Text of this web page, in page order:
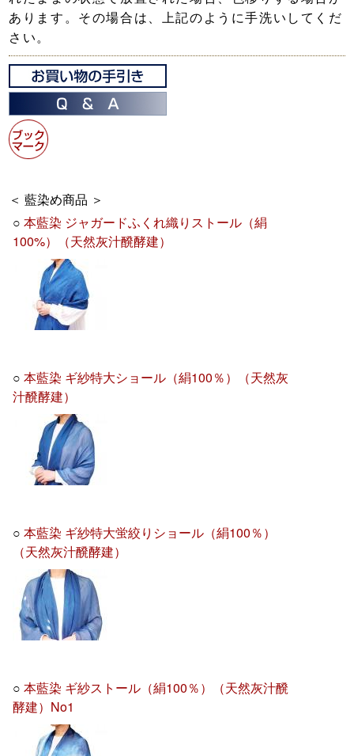
あります。その場合は、上記のように手洗いしてくだ
さい。
＜ 藍染め商品 ＞
○本藍染 ジャガードふくれ織りストール（絹
100%）（天然灰汁醗酵建）
○本藍染 ギ紗特大ショール（絹100％）（天然灰
汁醗酵建）
○本藍染 ギ紗特大蛍絞りショール（絹100％）
（天然灰汁醗酵建）
○本藍染 ギ紗ストール（絹100％）（天然灰汁醗
酵建）No1